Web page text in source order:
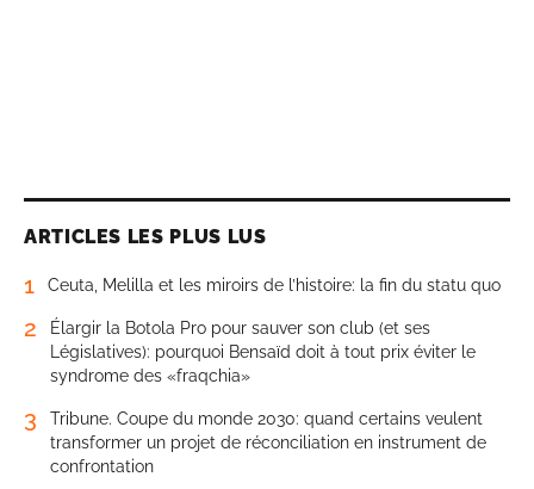
ARTICLES LES PLUS LUS
1 Ceuta, Melilla et les miroirs de l’histoire: la fin du statu quo
2
Élargir la Botola Pro pour sauver son club (et ses
Législatives): pourquoi Bensaïd doit à tout prix éviter le
syndrome des «fraqchia»
3
Tribune. Coupe du monde 2030: quand certains veulent
transformer un projet de réconciliation en instrument de
confrontation